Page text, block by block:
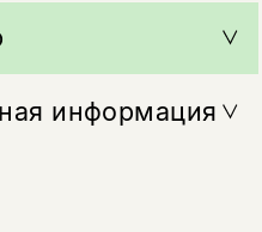
информация